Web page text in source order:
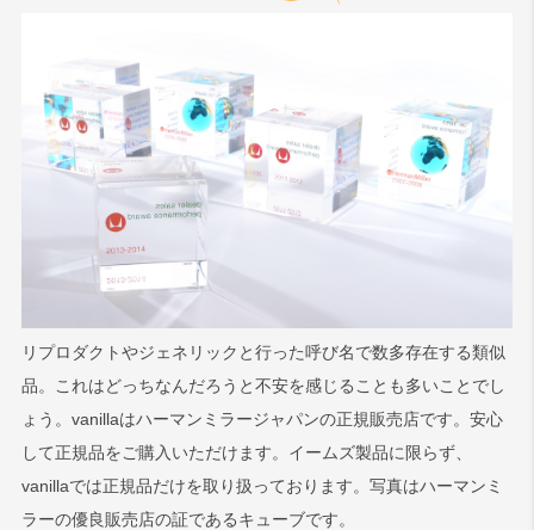
リプロダクトやジェネリックと行った呼び名で数多存在する類似
品。これはどっちなんだろうと不安を感じることも多いことでし
ょう。vanillaはハーマンミラージャパンの正規販売店です。安心
して正規品をご購入いただけます。イームズ製品に限らず、
vanillaでは正規品だけを取り扱っております。写真はハーマンミ
ラーの優良販売店の証であるキューブです。